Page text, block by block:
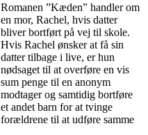
Romanen ”Kæden” handler om
en mor, Rachel, hvis datter
bliver bortført på vej til skole.
Hvis Rachel ønsker at få sin
datter tilbage i live, er hun
nødsaget til at overføre en vis
sum penge til en anonym
modtager og samtidig bortføre
et andet barn for at tvinge
forældrene til at udføre samme